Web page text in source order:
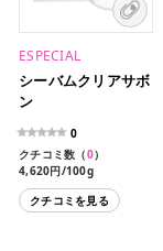
ESPECIAL
シーバムクリアサボ
ン
0
クチコミ数（0）
4,620円/100g
クチコミを見る